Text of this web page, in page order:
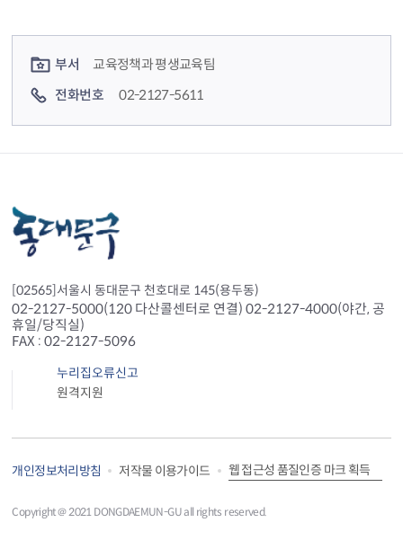
부서
교육정책과 평생교육팀
전화번호
02-2127-5611
[02565]서울시 동대문구 천호대로 145(용두동)
02-2127-5000(120 다산콜센터로 연결) 02-2127-4000(야간, 공
휴일/당직실)
FAX : 02-2127-5096
누리집오류신고
원격지원
개인정보처리방침 저작물 이용가이드 웹 접근성 품질인증 마크 획득
Copyright＠ 2021 DONGDAEMUN-GU all rights reserved.